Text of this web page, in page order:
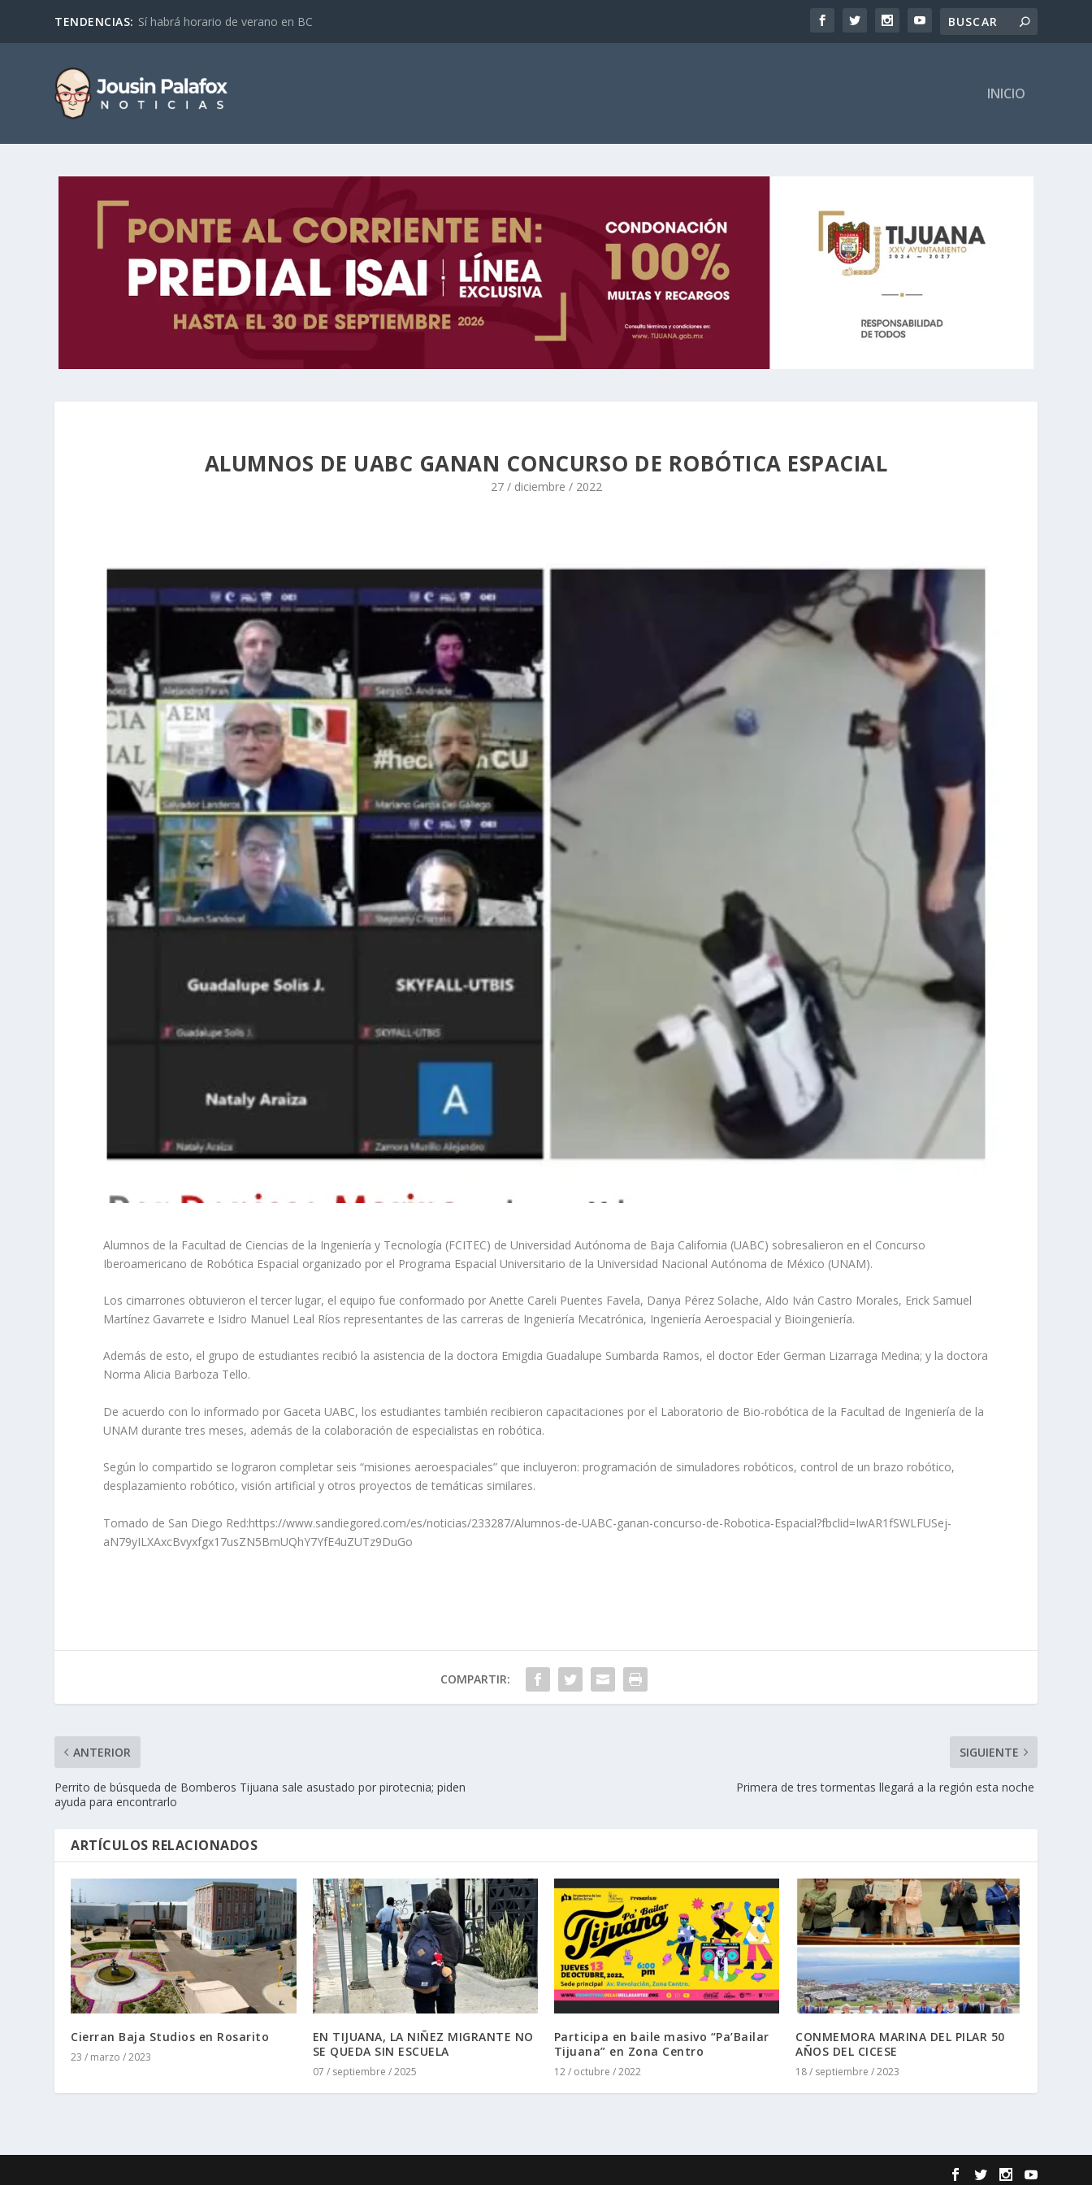
TENDENCIAS: Sí habrá horario de verano en BC
INICIO
ALUMNOS DE UABC GANAN CONCURSO DE ROBÓTICA ESPACIAL
27 / diciembre / 2022
Alumnos de la Facultad de Ciencias de la Ingeniería y Tecnología (FCITEC) de Universidad Autónoma de Baja California (UABC) sobresalieron en el Concurso
Iberoamericano de Robótica Espacial organizado por el Programa Espacial Universitario de la Universidad Nacional Autónoma de México (UNAM).
Los cimarrones obtuvieron el tercer lugar, el equipo fue conformado por Anette Careli Puentes Favela, Danya Pérez Solache, Aldo Iván Castro Morales, Erick Samuel
Martínez Gavarrete e Isidro Manuel Leal Ríos representantes de las carreras de Ingeniería Mecatrónica, Ingeniería Aeroespacial y Bioingeniería.
Además de esto, el grupo de estudiantes recibió la asistencia de la doctora Emigdia Guadalupe Sumbarda Ramos, el doctor Eder German Lizarraga Medina; y la doctora
Norma Alicia Barboza Tello.
De acuerdo con lo informado por Gaceta UABC, los estudiantes también recibieron capacitaciones por el Laboratorio de Bio-robótica de la Facultad de Ingeniería de la
UNAM durante tres meses, además de la colaboración de especialistas en robótica.
Según lo compartido se lograron completar seis “misiones aeroespaciales” que incluyeron: programación de simuladores robóticos, control de un brazo robótico,
desplazamiento robótico, visión artificial y otros proyectos de temáticas similares.
Tomado de San Diego Red:https://www.sandiegored.com/es/noticias/233287/Alumnos-de-UABC-ganan-concurso-de-Robotica-Espacial?fbclid=IwAR1fSWLFUSej-
aN79yILXAxcBvyxfgx17usZN5BmUQhY7YfE4uZUTz9DuGo
COMPARTIR:
ANTERIOR
Perrito de búsqueda de Bomberos Tijuana sale asustado por pirotecnia; piden
ayuda para encontrarlo
SIGUIENTE
Primera de tres tormentas llegará a la región esta noche
ARTÍCULOS RELACIONADOS
Cierran Baja Studios en Rosarito
23 / marzo / 2023
EN TIJUANA, LA NIÑEZ MIGRANTE NO
SE QUEDA SIN ESCUELA
07 / septiembre / 2025
Participa en baile masivo “Pa’Bailar
Tijuana” en Zona Centro
12 / octubre / 2022
CONMEMORA MARINA DEL PILAR 50
AÑOS DEL CICESE
18 / septiembre / 2023